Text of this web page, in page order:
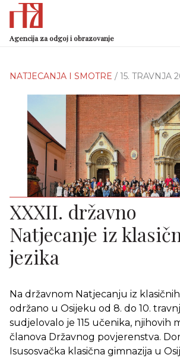
Agencija za odgoj i obrazovanje
NATJECANJA I SMOTRE / 15. TRAVNJA
XXXII. državno
Natjecanje iz
jezika
Na državnom Natjecanju iz
održano u Osijeku od 8. do 10.
sudjelovalo je 115 učenika, njihovih
članova Državnog povjerenstva.
Isusosvačka klasična gimnazija u